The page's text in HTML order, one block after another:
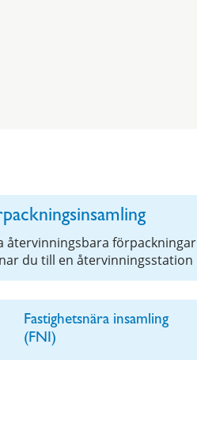
återvinningsbara förpackningar
du till en återvinningsstation
Fastighetsnära insamling
(FNI)